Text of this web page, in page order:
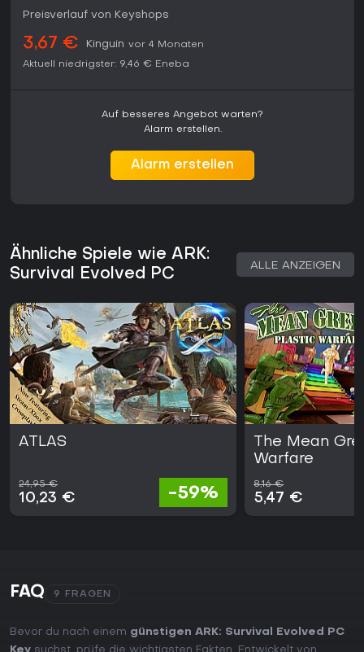
Preisverlauf von Keyshops
3,67 € Kinguin vor 4 Monaten
Aktuell niedrigster: 9,46 € Eneba
Auf besseres Angebot warten?
Alarm erstellen.
Alarm erstellen
Ähnliche Spiele wie ARK:
Survival Evolved PC
ALLE ANZEIGEN
ATLAS
24,95 €
10,23 € -59%
The Mean
Warfare
8,16 €
5,47 €
FAQ 9 FRAGEN
Bevor du nach einem günstigen ARK: Survival Evolved PC